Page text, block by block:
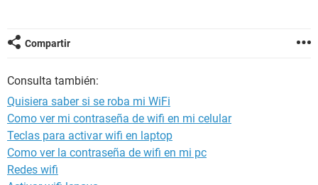
Compartir
Consulta también:
Quisiera saber si se roba mi WiFi
Como ver mi contraseña de wifi en mi celular
Teclas para activar wifi en laptop
Como ver la contraseña de wifi en mi pc
Redes wifi